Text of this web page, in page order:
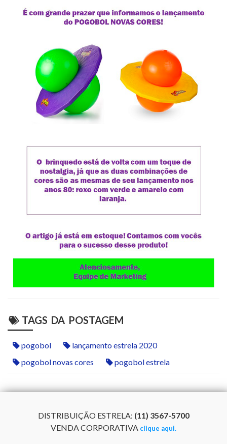
TAGS DA POSTAGEM
pogobol
lançamento estrela 2020
pogobol novas cores
pogobol estrela
DISTRIBUIÇÃO ESTRELA: (11) 3567-5700
VENDA CORPORATIVA clique aqui.